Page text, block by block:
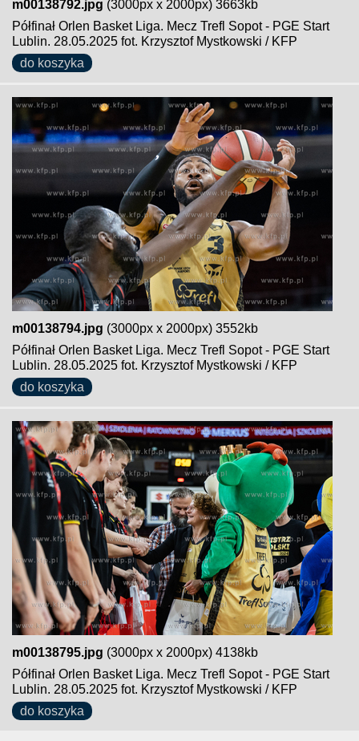
m00138792.jpg (3000px x 2000px) 3663kb
Półfinał Orlen Basket Liga. Mecz Trefl Sopot - PGE Start
Lublin. 28.05.2025 fot. Krzysztof Mystkowski / KFP
do koszyka
m00138794.jpg (3000px x 2000px) 3552kb
Półfinał Orlen Basket Liga. Mecz Trefl Sopot - PGE Start
Lublin. 28.05.2025 fot. Krzysztof Mystkowski / KFP
do koszyka
m00138795.jpg (3000px x 2000px) 4138kb
Półfinał Orlen Basket Liga. Mecz Trefl Sopot - PGE Start
Lublin. 28.05.2025 fot. Krzysztof Mystkowski / KFP
do koszyka